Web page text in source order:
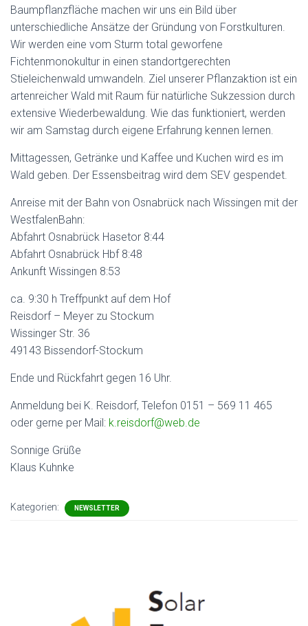
Baumpflanzfläche machen wir uns ein Bild über
unterschiedliche Ansätze der Gründung von Forstkulturen.
Wir werden eine vom Sturm total geworfene
Fichtenmonokultur in einen standortgerechten
Stieleichenwald umwandeln. Ziel unserer Pflanzaktion ist ein
artenreicher Wald mit Raum für natürliche Sukzession durch
extensive Wiederbewaldung. Wie das funktioniert, werden
wir am Samstag durch eigene Erfahrung kennen lernen.
Mittagessen, Getränke und Kaffee und Kuchen wird es im
Wald geben. Der Essensbeitrag wird dem SEV gespendet.
Anreise mit der Bahn von Osnabrück nach Wissingen mit der
WestfalenBahn:
Abfahrt Osnabrück Hasetor 8:44
Abfahrt Osnabrück Hbf 8:48
Ankunft Wissingen 8:53
ca. 9:30 h Treffpunkt auf dem Hof
Reisdorf – Meyer zu Stockum
Wissinger Str. 36
49143 Bissendorf-Stockum
Ende und Rückfahrt gegen 16 Uhr.
Anmeldung bei K. Reisdorf, Telefon 0151 – 569 11 465
oder gerne per Mail: k.reisdorf@web.de
Sonnige Grüße
Klaus Kuhnke
Kategorien: NEWSLETTER